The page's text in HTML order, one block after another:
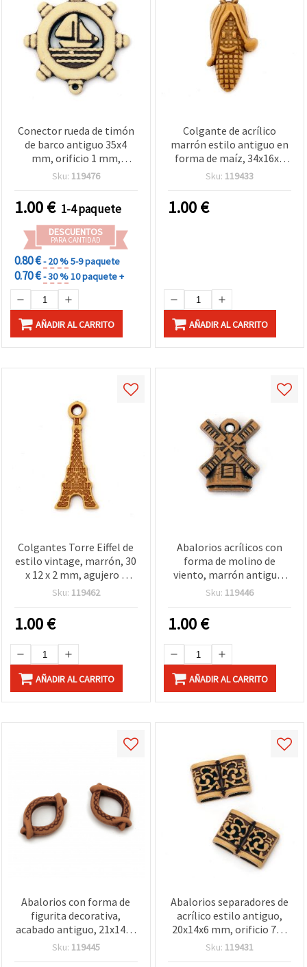
Conector rueda de timón
de barco antiguo 35x4
mm, orificio 1 mm,
marrón - 50 g (~13 uds)
Sku: 119476
1.00€ 1-4 paquete
DESCUENTOS
PARA CANTIDAD
0.80 €- 20 %5-9 paquete
0.70 €- 30 %10 paquete +
AÑADIR AL CARRITO
Colgante de acrílico
marrón estilo antiguo en
forma de maíz, 34x16x9
mm, agujero 2,5 mm - 50
bisutería y manualidades
Sku: 119433
1.00€
AÑADIR AL CARRITO
Colgantes Torre Eiffel de
estilo vintage, marrón, 30
x 12 x 2 mm, agujero 2
mm, 50 g (~160 uds) -
elegantes para bisutería y
manualidades
Sku: 119462
1.00€
AÑADIR AL CARRITO
Abalorios acrílicos con
forma de molino de
viento, marrón antiguo,
29x23x9 mm, agujero 3
Sku: 119446
1.00€
AÑADIR AL CARRITO
Abalorios con forma de
figurita decorativa,
acabado antiguo, 21x14x4
mm, agujero 1,5 mm,
Sku: 119445
Abalorios separadores de
acrílico estilo antiguo,
20x14x6 mm, orificio 7x3
mm, marrón - 50 g ±60
Sku: 119431